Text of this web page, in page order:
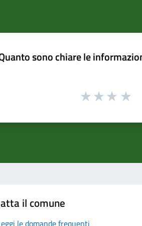
sono chiare le
il comune
le domande frequenti